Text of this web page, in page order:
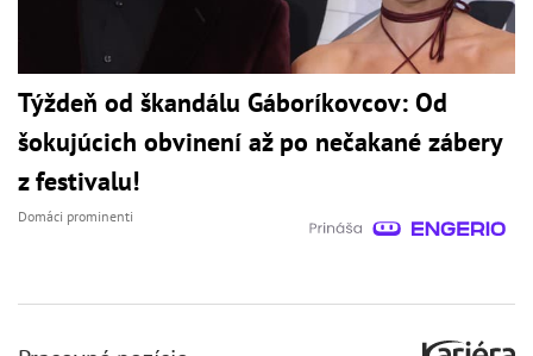
Týždeň od škandálu Gáboríkovcov: Od
šokujúcich obvinení až po nečakané zábery
z festivalu!
Domáci prominenti